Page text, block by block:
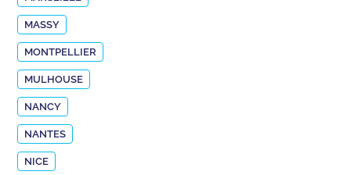
MASSY
MONTPELLIER
MULHOUSE
NANCY
NANTES
NICE